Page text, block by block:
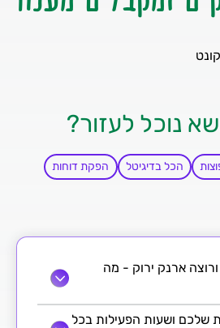
נוכל לעזור?
הכל בדיגיטל
הפקת דוחות
ארנק ירוק - מה
שלכם ושעות הפעילות בכל